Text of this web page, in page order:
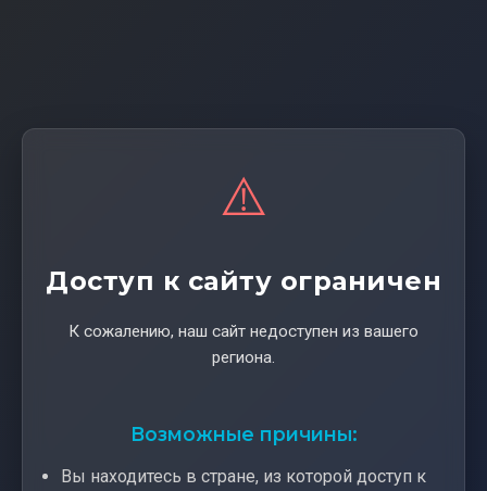
⚠️
Доступ к сайту ограничен
К сожалению, наш сайт недоступен из вашего
региона.
Возможные причины:
Вы находитесь в стране, из которой доступ к